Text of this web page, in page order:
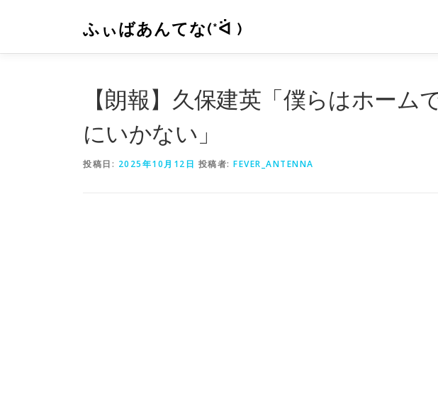
ン
ふぃばあんてな(*ᐛ )
【朗報】久保建英「僕らはホーム
にいかない」
投稿日: 2025年10月12日 投稿者: FEVER_ANTENNA